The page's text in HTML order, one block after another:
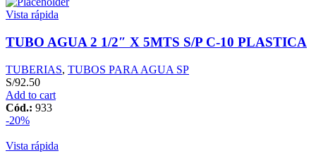
Vista rápida
TUBO AGUA 2 1/2″ X 5MTS S/P C-10 PLASTICA
TUBERIAS, TUBOS PARA AGUA SP
S/92.50
Add to cart
Cód.: 933
-20%
Vista rápida